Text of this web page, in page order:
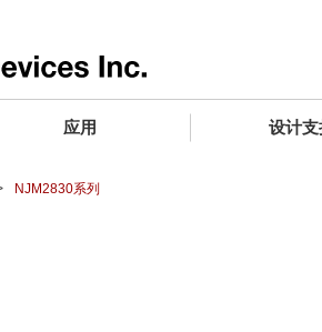
应用 设计支
NJM2830系列